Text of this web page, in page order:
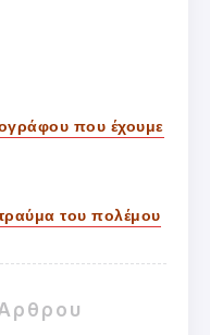
που έχουμε
του πολέμου